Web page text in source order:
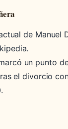
de Manuel
un punto
el divorcio